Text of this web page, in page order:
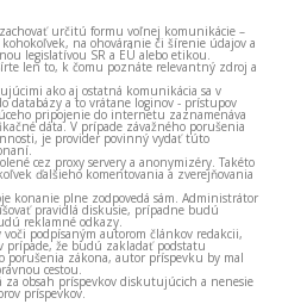
určitú formu voľnej komunikácie –
na ohováranie či šírenie údajov a
legislatívou SR a EÚ alebo etikou.
len to, k čomu poznáte relevantný zdroj a
ako aj ostatná komunikácia sa v
databázy a to vrátane loginov - prístupov
pripojenie do internetu zaznamenáva
dáta. V prípade závažného porušenia
je provider povinný vydať túto
cez proxy servery a anonymizéry. Takéto
ďalšieho komentovania a zverejňovania
konanie plne zodpovedá sám. Administrátor
pravidlá diskusie, prípadne budú
reklamné odkazy.
podpísaným autorom článkov redakcii,
prípade, že budú zakladať podstatu
zákona, autor príspevku by mal
cestou.
za obsah príspevkov diskutujúcich a nenesie
príspevkov.